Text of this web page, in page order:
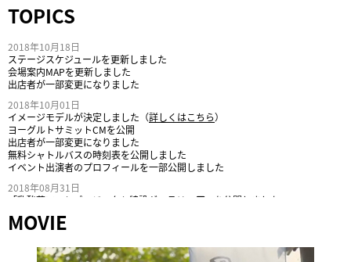
TOPICS
2018年10月18日
ステージスケジュールを更新しました
会場案内MAPを更新しました
出店者が一部変更になりました
2018年10月01日
イメージモデルが決定しました（詳しくはこちら）
ヨーグルトサミットCMを公開
出店者が一部変更になりました
無料シャトルバスの時刻表を公開しました
イベント出演者のプロフィールを一部公開しました
2018年08月31日
「乳酸菌アートプロジェクト特設ギャラリー
」を公開しました。
ステージスケジュールページを更新しました。
出店ブース一覧ページを更新しました。
MOVIE